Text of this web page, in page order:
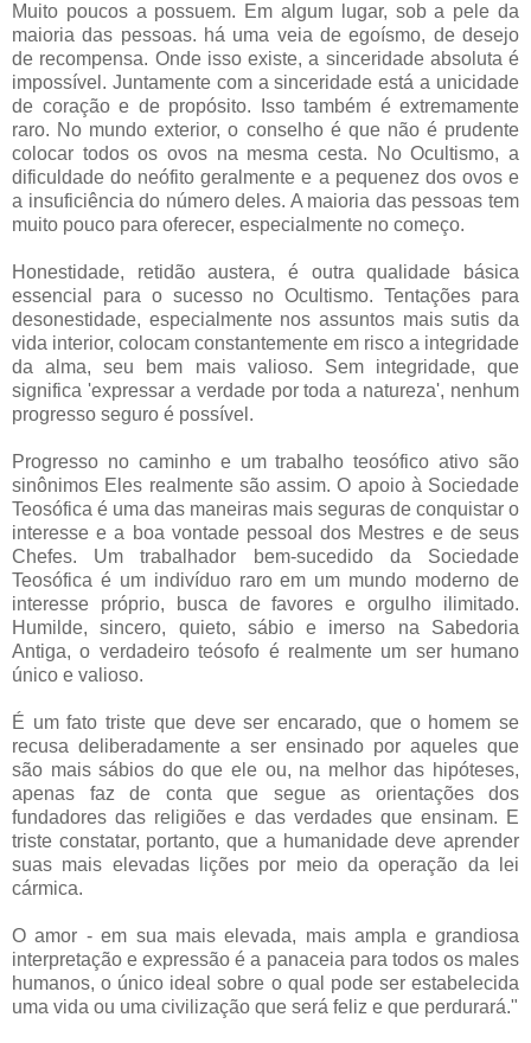
Muito poucos a possuem. Em algum lugar, sob a pele da
maioria das pessoas. há uma veia de egoísmo, de desejo
de recompensa. Onde isso existe, a sinceridade absoluta é
impossível. Juntamente com a sinceridade está a unicidade
de coração e de propósito. Isso também é extremamente
raro. No mundo exterior, o conselho é que não é prudente
colocar todos os ovos na mesma cesta. No Ocultismo, a
dificuldade do neófito geralmente e a pequenez dos ovos e
a insuficiência do número deles. A maioria das pessoas tem
muito pouco para oferecer, especialmente no começo.
Honestidade, retidão austera, é outra qualidade básica
essencial para o sucesso no Ocultismo. Tentações para
desonestidade, especialmente nos assuntos mais sutis da
vida interior, colocam constantemente em risco a integridade
da alma, seu bem mais valioso. Sem integridade, que
significa 'expressar a verdade por toda a natureza', nenhum
progresso seguro é possível.
Progresso no caminho e um trabalho teosófico ativo são
sinônimos Eles realmente são assim. O apoio à Sociedade
Teosófica é uma das maneiras mais seguras de conquistar o
interesse e a boa vontade pessoal dos Mestres e de seus
Chefes. Um trabalhador bem-sucedido da Sociedade
Teosófica é um indivíduo raro em um mundo moderno de
interesse próprio, busca de favores e orgulho ilimitado.
Humilde, sincero, quieto, sábio e imerso na Sabedoria
Antiga, o verdadeiro teósofo é realmente um ser humano
único e valioso.
É um fato triste que deve ser encarado, que o homem se
recusa deliberadamente a ser ensinado por aqueles que
são mais sábios do que ele ou, na melhor das hipóteses,
apenas faz de conta que segue as orientações dos
fundadores das religiões e das verdades que ensinam. E
triste constatar, portanto, que a humanidade deve aprender
suas mais elevadas lições por meio da operação da lei
cármica.
O amor - em sua mais elevada, mais ampla e grandiosa
interpretação e expressão é a panaceia para todos os males
humanos, o único ideal sobre o qual pode ser estabelecida
uma vida ou uma civilização que será feliz e que perdurará."